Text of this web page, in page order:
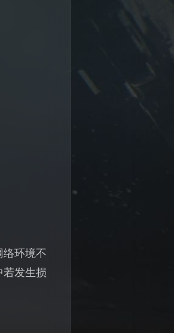
络环境不
若发生损